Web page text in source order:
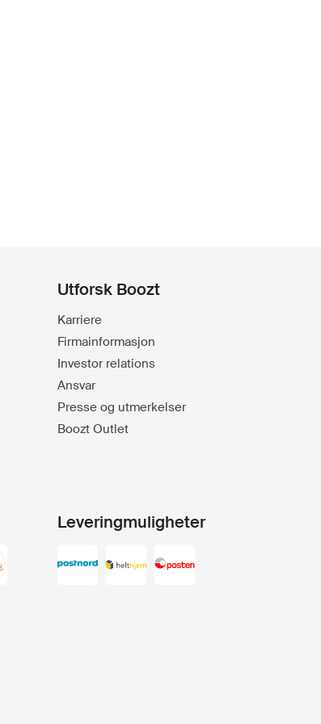
Utforsk Boozt
Karriere
Firmainformasjon
Investor relations
Ansvar
Presse og utmerkelser
Boozt Outlet
Leveringmuligheter